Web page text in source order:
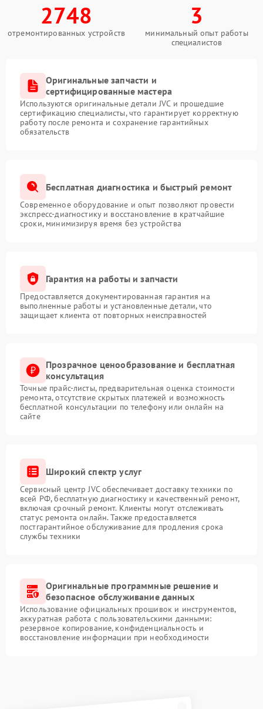
2748
отремонтированных устройств
3
минимальный опыт работы
специалистов
Оригинальные запчасти и
сертифицированные мастера
Используются оригинальные детали JVC и прошедшие
сертификацию специалисты, что гарантирует корректную
работу после ремонта и сохранение гарантийных
обязательств
Бесплатная диагностика и быстрый ремонт
Современное оборудование и опыт позволяют провести
экспресс-диагностику и восстановление в кратчайшие
сроки, минимизируя время без устройства
Гарантия на работы и запчасти
Предоставляется документированная гарантия на
выполненные работы и установленные детали, что
защищает клиента от повторных неисправностей
Прозрачное ценообразование и бесплатная
консультация
Точные прайс-листы, предварительная оценка стоимости
ремонта, отсутствие скрытых платежей и возможность
бесплатной консультации по телефону или онлайн на
сайте
Широкий спектр услуг
Сервисный центр JVC обеспечивает доставку техники по
всей РФ, бесплатную диагностику и качественный ремонт,
включая срочный ремонт. Клиенты могут отслеживать
статус ремонта онлайн. Также предоставляется
постгарантийное обслуживание для продления срока
службы техники
Оригинальные программные решение и
безопасное обслуживание данных
Использование официальных прошивок и инструментов,
аккуратная работа с пользовательскими данными:
резервное копирование, конфиденциальность и
восстановление информации при необходимости